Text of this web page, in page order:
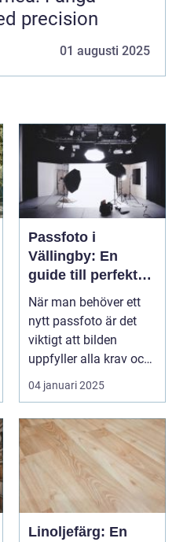
precision
01 augusti 2025
Passfoto i
Vällingby: En
guide till perfekta
bilder
När man behöver ett
nytt passfoto är det
viktigt att bilden
uppfyller alla krav och
s...
04 januari 2025
Linoljefärg: En